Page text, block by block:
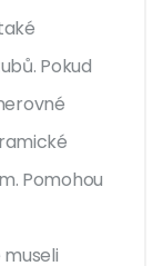
Pokud
Pomohou